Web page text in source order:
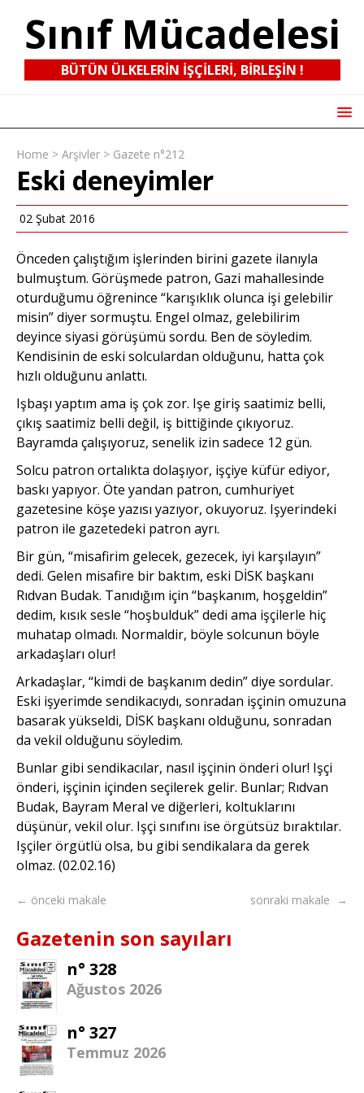
Sınıf Mücadelesi
BÜTÜN ÜLKELERIN IŞÇILERI, BIRLEŞIN !
Home > Arşivler > Gazete n°212
Eski deneyimler
02 Şubat 2016
Önceden çalıştığım işlerinden birini gazete ilanıyla
bulmuştum. Görüşmede patron, Gazi mahallesinde
oturduğumu öğrenince “karışıklık olunca işi gelebilir
misin” diyer sormuştu. Engel olmaz, gelebilirim
deyince siyasi görüşümü sordu. Ben de söyledim.
Kendisinin de eski solculardan olduğunu, hatta çok
hızlı olduğunu anlattı.
Işbaşı yaptım ama iş çok zor. Işe giriş saatimiz belli,
çıkış saatimiz belli değil, iş bittiğinde çıkıyoruz.
Bayramda çalışıyoruz, senelik izin sadece 12 gün.
Solcu patron ortalıkta dolaşıyor, işçiye küfür ediyor,
baskı yapıyor. Öte yandan patron, cumhuriyet
gazetesine köşe yazısı yazıyor, okuyoruz. Işyerindeki
patron ile gazetedeki patron ayrı.
Bir gün, “misafirim gelecek, gezecek, iyi karşılayın”
dedi. Gelen misafire bir baktım, eski DİSK başkanı
Rıdvan Budak. Tanıdığım için “başkanım, hoşgeldin”
dedim, kısık sesle “hoşbulduk” dedi ama işçilerle hiç
muhatap olmadı. Normaldir, böyle solcunun böyle
arkadaşları olur!
Arkadaşlar, “kimdi de başkanım dedin” diye sordular.
Eski işyerimde sendikacıydı, sonradan işçinin omuzuna
basarak yükseldi, DİSK başkanı olduğunu, sonradan
da vekil olduğunu söyledim.
Bunlar gibi sendikacılar, nasıl işçinin önderi olur! Işçi
önderi, işçinin içinden seçilerek gelir. Bunlar; Rıdvan
Budak, Bayram Meral ve diğerleri, koltuklarını
düşünür, vekil olur. Işçi sınıfını ise örgütsüz bıraktılar.
Işçiler örgütlü olsa, bu gibi sendikalara da gerek
olmaz. (02.02.16)
← önceki makale sonraki makale →
Gazetenin son sayıları
n° 328
Ağustos 2026
n° 327
Temmuz 2026